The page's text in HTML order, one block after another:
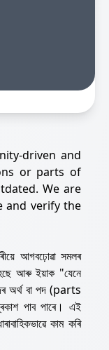
driven and
or parts of
We are
and verify the
আগবঢ়োৱা সমলৰ
আৰু ইয়াক "যেনে
অৰ্থ বা পদ (parts
পাব পাৰে। এই
কাম কৰি